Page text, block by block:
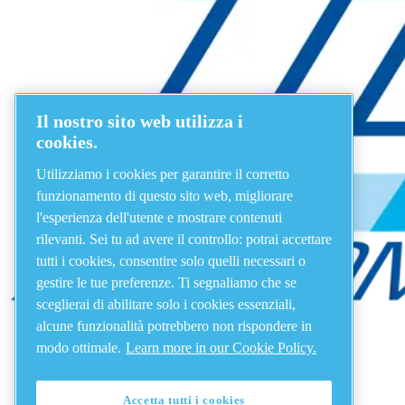
Il nostro sito web utilizza i
cookies.
Utilizziamo i cookies per garantire il corretto
funzionamento di questo sito web, migliorare
l'esperienza dell'utente e mostrare contenuti
rilevanti. Sei tu ad avere il controllo: potrai accettare
tutti i cookies, consentire solo quelli necessari o
gestire le tue preferenze. Ti segnaliamo che se
sceglierai di abilitare solo i cookies essenziali,
alcune funzionalità potrebbero non rispondere in
modo ottimale. Learn more in our Cookie Policy.
Accetta tutti i cookies